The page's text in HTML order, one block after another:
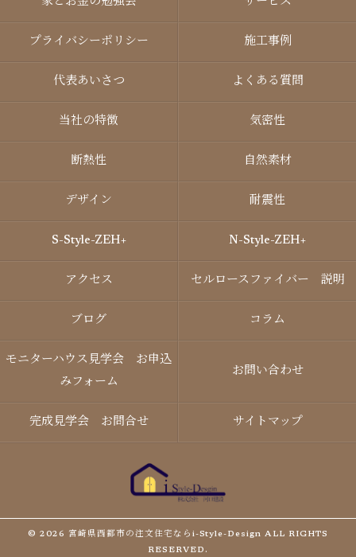
プライバシーポリシー 施工事例
代表あいさつ よくある質問
当社の特徴 気密性
断熱性 自然素材
デザイン 耐震性
S-Style-ZEH+ N-Style-ZEH+
アクセス セルロースファイバー 説明
ブログ コラム
モニターハウス見学会 お申込
みフォーム
お問い合わせ
完成見学会 お問合せ サイトマップ
© 2026 宮崎県西都市の注文住宅ならi-Style-Design ALL RIGHTS
RESERVED.